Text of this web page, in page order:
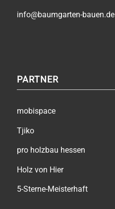
info@baumgarten-bauen.de
PARTNER
mobispace
Tjiko
pro holzbau hessen
Holz von Hier
5-Sterne-Meisterhaft